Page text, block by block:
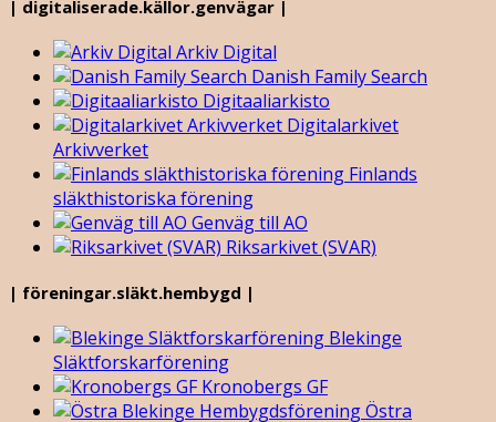
| digitaliserade.källor.genvägar |
Arkiv Digital
Danish Family Search
Digitaaliarkisto
Digitalarkivet
Arkivverket
Finlands
släkthistoriska förening
Genväg till AO
Riksarkivet (SVAR)
| föreningar.släkt.hembygd |
Blekinge
Släktforskarförening
Kronobergs GF
Östra